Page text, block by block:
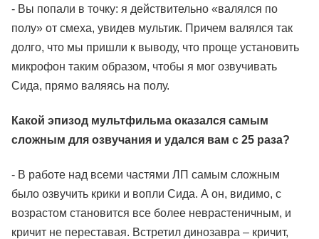
- Вы попали в точку: я действительно «валялся по
полу» от смеха, увидев мультик. Причем валялся так
долго, что мы пришли к выводу, что проще установить
микрофон таким образом, чтобы я мог озвучивать
Сида, прямо валяясь на полу.
Какой эпизод мультфильма оказался самым
сложным для озвучания и удался вам с 25 раза?
- В работе над всеми частями ЛП самым сложным
было озвучить крики и вопли Сида. А он, видимо, с
возрастом становится все более неврастеничным, и
кричит не переставая. Встретил динозавра – кричит,